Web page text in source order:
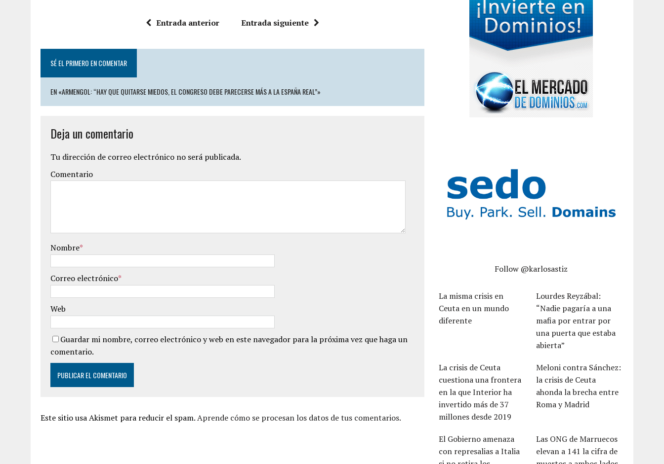
Entrada anterior Entrada siguiente
SÉ EL PRIMERO EN COMENTAR
EN «ARMENGOL: “HAY QUE QUITARSE MIEDOS, EL CONGRESO DEBE PARECERSE MÁS A LA ESPAÑA REAL”»
Deja un comentario
Tu dirección de correo electrónico no será publicada.
Comentario
Nombre*
Correo electrónico*
Web
Guardar mi nombre, correo electrónico y web en este navegador para la próxima vez que haga un
comentario.
Este sitio usa Akismet para reducir el spam.Aprende cómo se procesan los datos de tus comentarios.
Follow @karlosastiz
La misma crisis en
Ceuta en un mundo
diferente
Lourdes Reyzábal:
“Nadie pagaría a una
mafia por entrar por
una puerta que estaba
abierta”
La crisis de Ceuta
cuestiona una frontera
en la que Interior ha
invertido más de 37
millones desde 2019
Meloni contra Sánchez:
la crisis de Ceuta
ahonda la brecha entre
Roma y Madrid
El Gobierno amenaza
con represalias a Italia
Las ONG de Marruecos
elevan a 141 la cifra de